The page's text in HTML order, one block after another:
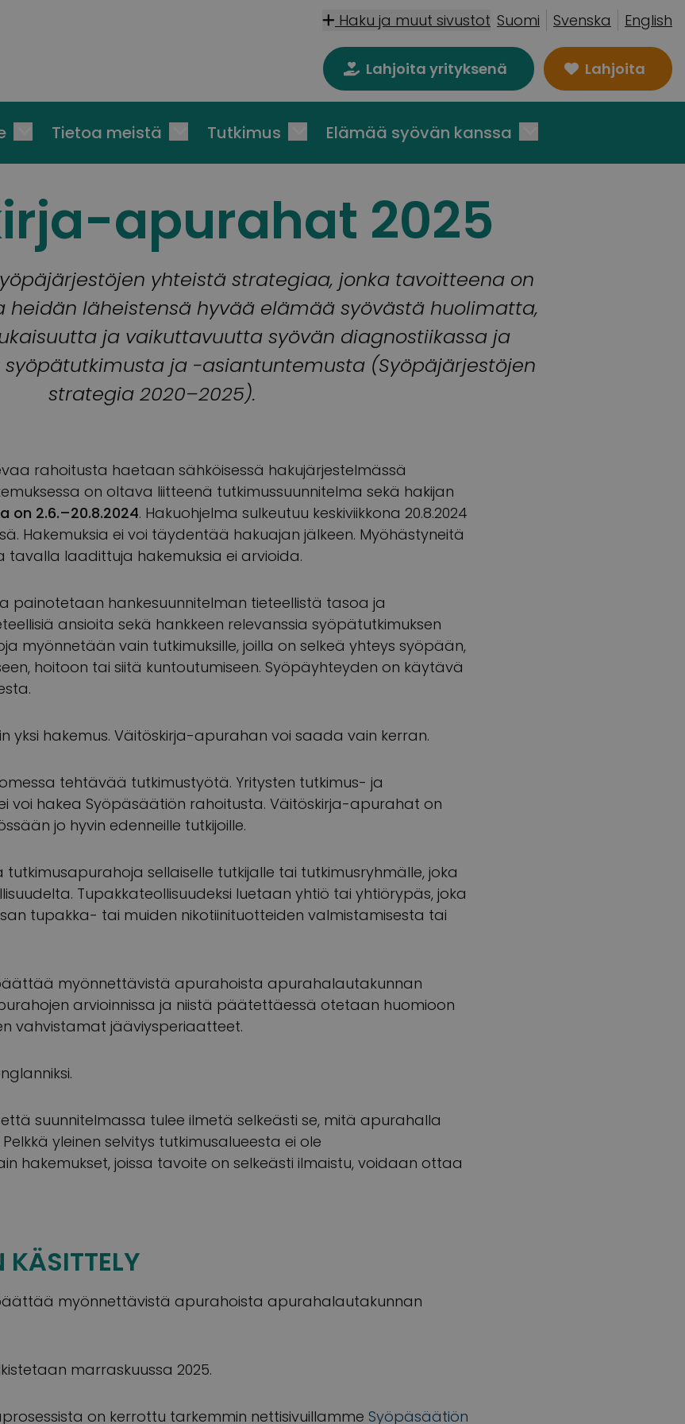
Haku ja muut sivustot Suomi Svenska English
Lahjoita yrityksenä Lahjoita
Tietoa meistä Tutkimus Elämää syövän kanssa
apurahat 2025
yhteistä strategiaa, jonka tavoitteena on
heidän läheistensä hyvää elämää syövästä huolimatta,
ja vaikuttavuutta syövän diagnostiikassa ja
ja -asiantuntemusta (Syöpäjärjestöjen
strategia 2020–2025).
rahoitusta haetaan sähköisessä hakujärjestelmässä
on oltava liitteenä tutkimussuunnitelma sekä hakijan
on 2.6.–20.8.2024. Hakuohjelma sulkeutuu keskiviikkona 20.8.2024
Hakemuksia ei voi täydentää hakuajan jälkeen. Myöhästyneitä
tavalla laadittuja hakemuksia ei arvioida.
painotetaan hankesuunnitelman tieteellistä tasoa ja
ansioita sekä hankkeen relevanssia syöpätutkimuksen
myönnetään vain tutkimuksille, joilla on selkeä yhteys syöpään,
hoitoon tai siitä kuntoutumiseen. Syöpäyhteyden on käytävä
yksi hakemus. Väitöskirja-apurahan voi saada vain kerran.
tehtävää tutkimustyötä. Yritysten tutkimus- ja
voi hakea Syöpäsäätiön rahoitusta. Väitöskirja-apurahat on
jo hyvin edenneille tutkijoille.
sellaiselle tutkijalle tai tutkimusryhmälle, joka
Tupakkateollisuudeksi luetaan yhtiö tai yhtiörypäs, joka
tupakka- tai muiden nikotiinituotteiden valmistamisesta tai
myönnettävistä apurahoista apurahalautakunnan
arvioinnissa ja niistä päätettäessä otetaan huomioon
vahvistamat jääviysperiaatteet.
suunnitelmassa tulee ilmetä selkeästi se, mitä apurahalla
yleinen selvitys tutkimusalueesta ei ole
hakemukset, joissa tavoite on selkeästi ilmaistu, voidaan ottaa
KÄSITTELY
myönnettävistä apurahoista apurahalautakunnan
marraskuussa 2025.
on kerrottu tarkemmin nettisivuillamme Syöpäsäätiön